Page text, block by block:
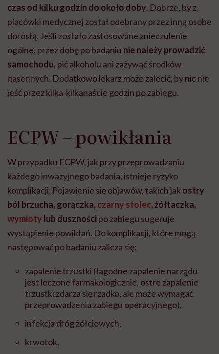
czas od kilku godzin do około doby. Dobrze, by z
placówki medycznej został odebrany przez inną osobę
dorosłą. Jeśli zostało zastosowane znieczulenie
ogólne, przez dobę po badaniu nie należy prowadzić
samochodu, pić alkoholu ani zażywać środków
nasennych. Dodatkowo lekarz może zalecić, by nic nie
jeść przez kilka-kilkanaście godzin po zabiegu.
ECPW – powikłania
W przypadku ECPW, jak przy przeprowadzaniu
każdego inwazyjnego badania, istnieje ryzyko
komplikacji. Pojawienie się objawów, takich jak ostry
ból brzucha, gorączka, czarny stolec, żółtaczka,
wymioty lub duszności po zabiegu sugeruje
wystąpienie powikłań. Do komplikacji, które mogą
następować po badaniu zalicza się:
zapalenie trzustki (łagodne zapalenie narządu
jest leczone farmakologicznie, ostre zapalenie
trzustki zdarza się rzadko, ale może wymagać
przeprowadzenia zabiegu operacyjnego),
infekcja dróg żółciowych,
krwotok,